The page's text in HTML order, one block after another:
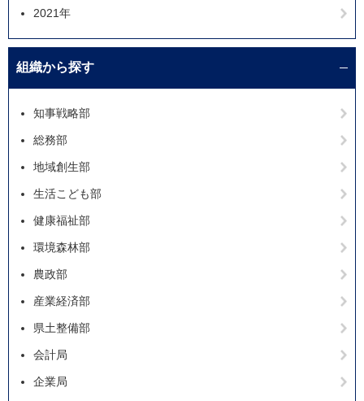
2021年
組織から探す
知事戦略部
総務部
地域創生部
生活こども部
健康福祉部
環境森林部
農政部
産業経済部
県土整備部
会計局
企業局